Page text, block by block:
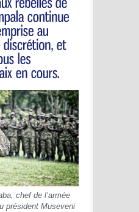
chef de l’armée
président Museveni